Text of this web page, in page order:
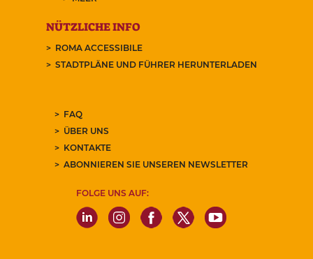
NÜTZLICHE INFO
ROMA ACCESSIBILE
STADTPLÄNE UND FÜHRER HERUNTERLADEN
FAQ
ÜBER UNS
KONTAKTE
ABONNIEREN SIE UNSEREN NEWSLETTER
FOLGE UNS AUF: